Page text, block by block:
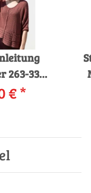
263-33
DIVINA
€*